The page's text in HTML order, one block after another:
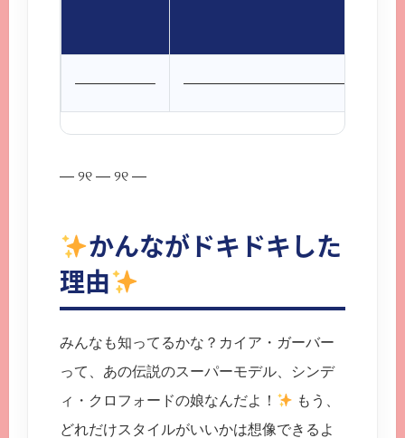
—————–
— ୨୧ — ୨୧ —
かんながドキドキした
理由
みんなも知ってるかな？カイア・ガーバー
って、あの伝説のスーパーモデル、シンデ
ィ・クロフォードの娘なんだよ！
もう、
どれだけスタイルがいいかは想像できるよ